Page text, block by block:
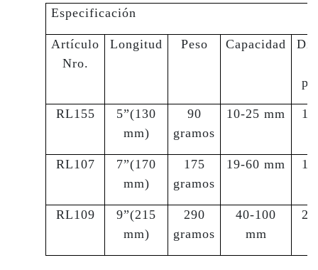
Especificación
Artículo
Nro.
Longitud Peso Capacidad
RL155
5”(130
mm)
90
gramos
10-25 mm
RL107
7”(170
mm)
175
gramos
19-60 mm
RL109
9”(215
mm)
290
gramos
40-100
mm